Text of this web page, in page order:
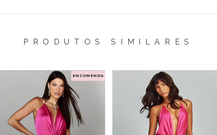
PRODUTOS SIMILARES
ENCOMENDA